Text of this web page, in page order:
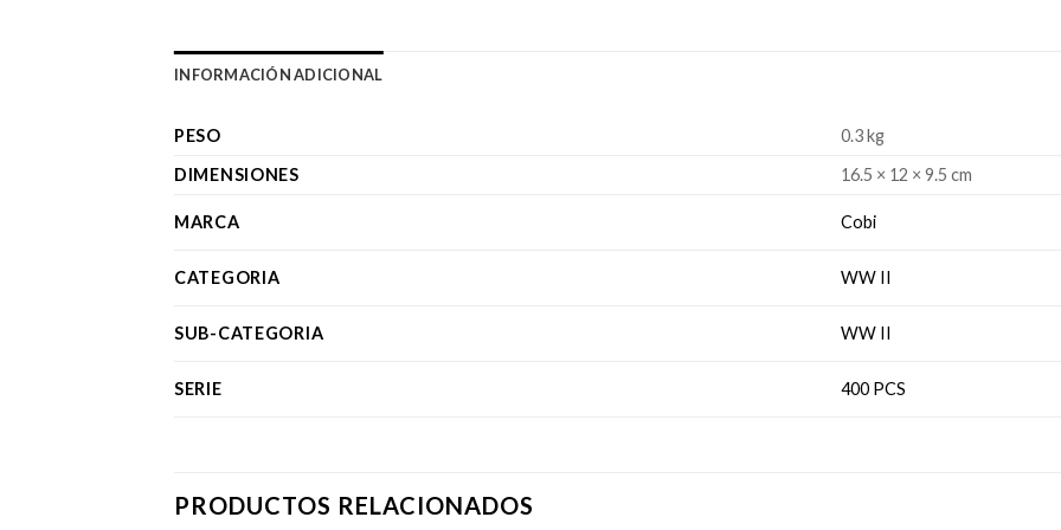
INFORMACIÓN ADICIONAL
PESO
0.3 kg
DIMENSIONES
16.5 × 12 × 9.5 cm
MARCA Cobi
CATEGORIA WW II
SUB-CATEGORIA WW II
SERIE 400 PCS
PRODUCTOS RELACIONADOS